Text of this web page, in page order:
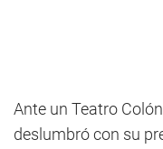
Ante un Teatro
deslumbró con su